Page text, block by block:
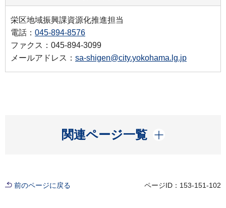
栄区地域振興課資源化推進担当
電話： 045-894-8576
ファクス：045-894-3099
メールアドレス： sa-shigen@city.yokohama.lg.jp
関連ページ一覧
開く
前のページに戻る ページID：153-151-102